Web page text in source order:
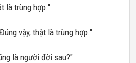
là trùng hợp."
vậy, thật là trùng hợp."
là người đời sau?"